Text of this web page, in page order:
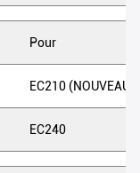
Pour
EC210 (NOUVEAU)
EC240